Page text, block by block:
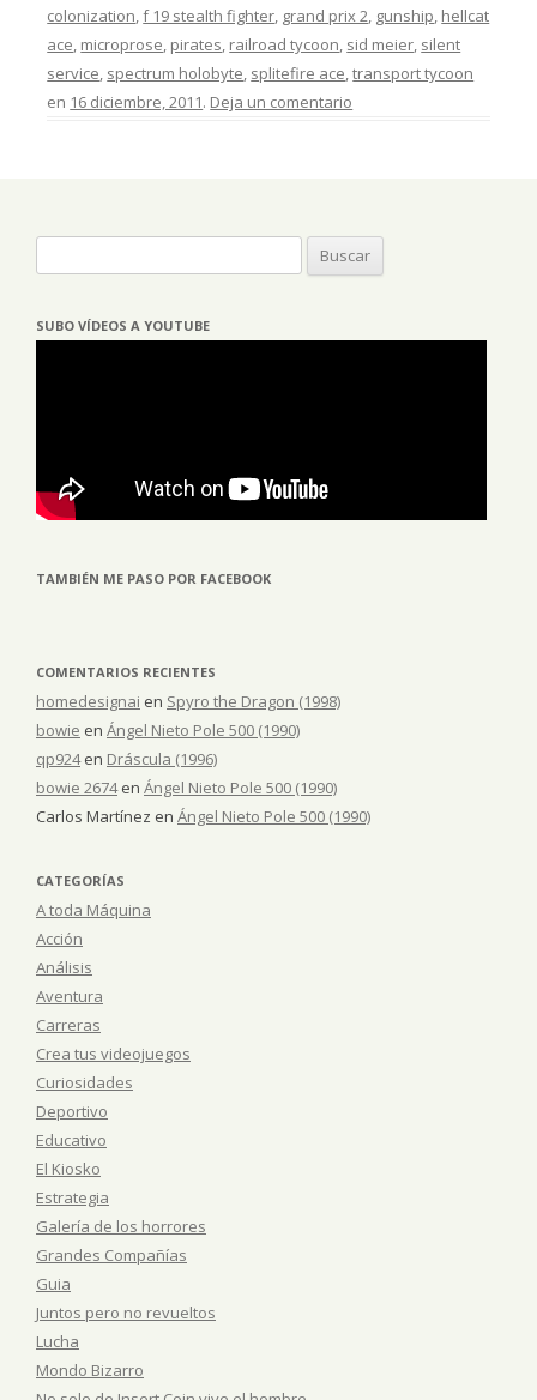
colonization,f 19 stealth fighter, grand prix 2, gunship, hellcat
ace, microprose, pirates, railroad tycoon, sid meier, silent
service, spectrum holobyte, splitefire ace,transport tycoon
en 16 diciembre, 2011. Deja un comentario
SUBO VÍDEOS A YOUTUBE
TAMBIÉN ME PASO POR FACEBOOK
COMENTARIOS RECIENTES
homedesignai en Spyro the Dragon (1998)
bowie en Ángel Nieto Pole 500 (1990)
qp924en Dráscula (1996)
bowie 2674en Ángel Nieto Pole 500 (1990)
Carlos Martínez en Ángel Nieto Pole 500 (1990)
CATEGORÍAS
A toda Máquina
Acción
Análisis
Aventura
Carreras
Crea tus videojuegos
Curiosidades
Deportivo
Educativo
El Kiosko
Estrategia
Galería de los horrores
Grandes Compañías
Guia
Juntos pero no revueltos
Lucha
Mondo Bizarro